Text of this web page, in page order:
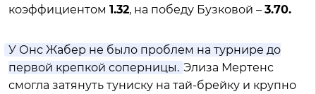
коэффициентом 1.32, на победу Бузковой – 3.70.
У Онс Жабер не было проблем на турнире до
первой крепкой соперницы. Элиза Мертенс
смогла затянуть туниску на тай-брейку и крупно